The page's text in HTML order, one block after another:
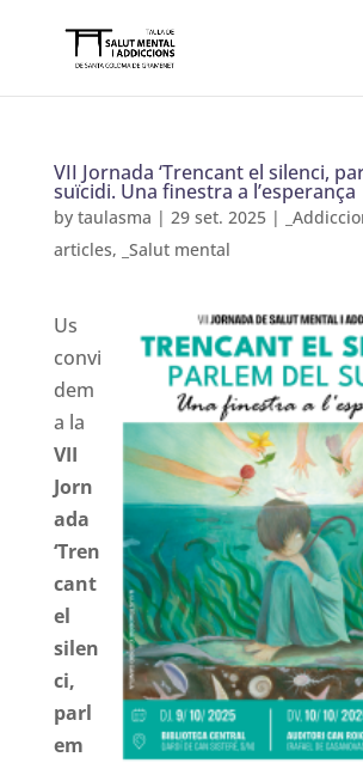
VII Jornada ‘Trencant el silenci,
suïcidi. Una finestra a l’esperança
by taulasma | 29 set. 2025|
articles, _Salut mental
Us
convi
dem
a la
VII
Jorn
ada
‘Tren
cant
el
silen
ci,
parl
em